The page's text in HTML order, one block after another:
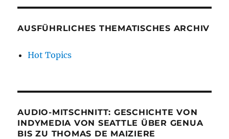
AUSFÜHRLICHES THEMATISCHES ARCHIV
Hot Topics
AUDIO-MITSCHNITT: GESCHICHTE VON
INDYMEDIA VON SEATTLE ÜBER GENUA
BIS ZU THOMAS DE MAIZIERE